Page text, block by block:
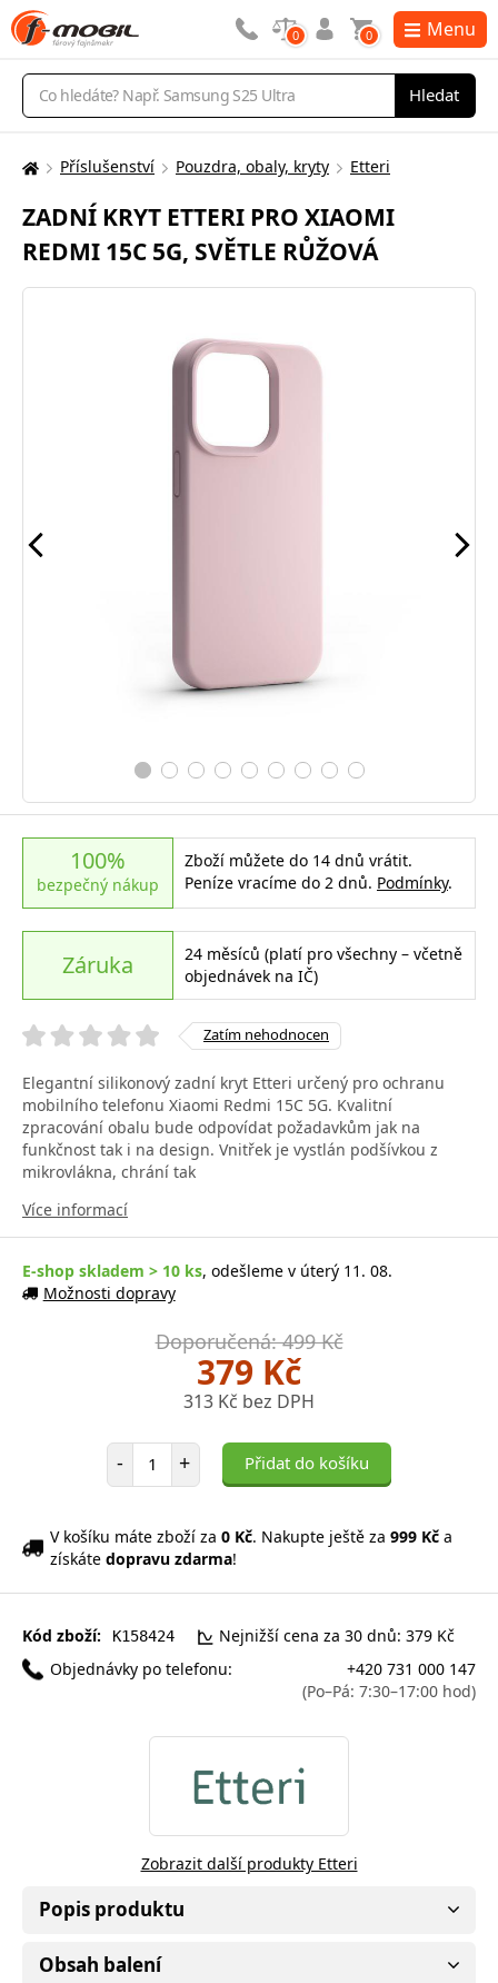
Vyhledávání
Hledat
0 0 Menu
Zde
nacházíte:
Příslušenství Pouzdra, obaly, kryty Etteri
ZADNÍ KRYT ETTERI PRO XIAOMI
REDMI 15C 5G, SVĚTLE RŮŽOVÁ
100%
bezpečný nákup
Zboží můžete do 14 dnů vrátit.
Peníze vracíme do 2 dnů. Podmínky.
Záruka
24 měsíců (platí pro všechny – včetně
objednávek na IČ)
Zatím nehodnocen
Elegantní silikonový zadní kryt Etteri určený pro ochranu
mobilního telefonu Xiaomi Redmi 15C 5G. Kvalitní
zpracování obalu bude odpovídat požadavkům jak na
funkčnost tak i na design. Vnitřek je vystlán podšívkou z
mikrovlákna, chrání tak
Více informací
E-shop skladem > 10 ks, odešleme v úterý 11. 08.
Možnosti dopravy
Doporučená: 499 Kč
379 Kč
313 Kč bez DPH
- Počet položek
+ Přidat do košíku
V košíku máte zboží za 0 Kč. Nakupte ještě za 999 Kč a
získáte dopravu zdarma!
Kód zboží: K158424
Nejnižší cena za 30 dnů: 379 Kč
Objednávky po telefonu:
+420 731 000 147
(Po–Pá: 7:30–17:00 hod)
Zobrazit další produkty Etteri
Popis produktu
Obsah balení